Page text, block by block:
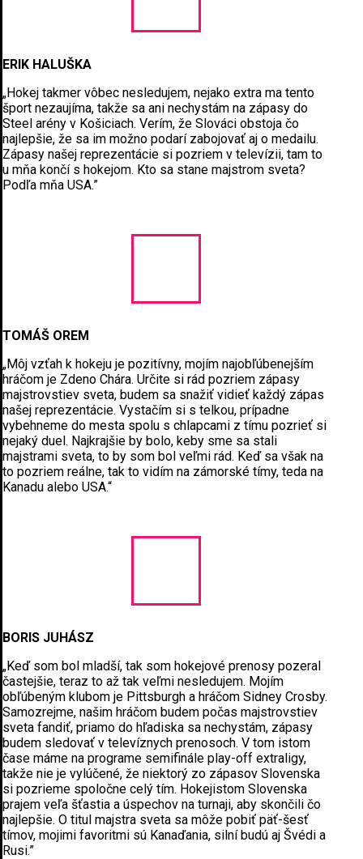
ERIK HALUŠKA
„Hokej takmer vôbec nesledujem, nejako extra ma tento
šport nezaujíma, takže sa ani nechystám na zápasy do
Steel arény v Košiciach. Verím, že Slováci obstoja čo
najlepšie, že sa im možno podarí zabojovať aj o medailu.
Zápasy našej reprezentácie si pozriem v televízii, tam to
u mňa končí s hokejom. Kto sa stane majstrom sveta?
Podľa mňa USA.”
TOMÁŠ OREM
„Môj vzťah k hokeju je pozitívny, mojím najobľúbenejším
hráčom je Zdeno Chára. Určite si rád pozriem zápasy
majstrovstiev sveta, budem sa snažiť vidieť každý zápas
našej reprezentácie. Vystačím si s telkou, prípadne
vybehneme do mesta spolu s chlapcami z tímu pozrieť si
nejaký duel. Najkrajšie by bolo, keby sme sa stali
majstrami sveta, to by som bol veľmi rád. Keď sa však na
to pozriem reálne, tak to vidím na zámorské tímy, teda na
Kanadu alebo USA.“
BORIS JUHÁSZ
„Keď som bol mladší, tak som hokejové prenosy pozeral
častejšie, teraz to až tak veľmi nesledujem. Mojím
obľúbeným klubom je Pittsburgh a hráčom Sidney Crosby.
Samozrejme, našim hráčom budem počas majstrovstiev
sveta fandiť, priamo do hľadiska sa nechystám, zápasy
budem sledovať v televíznych prenosoch. V tom istom
čase máme na programe semifinále play-off extraligy,
takže nie je vylúčené, že niektorý zo zápasov Slovenska
si pozrieme spoločne celý tím. Hokejistom Slovenska
prajem veľa šťastia a úspechov na turnaji, aby skončili čo
najlepšie. O titul majstra sveta sa môže pobiť päť-šesť
tímov, mojimi favoritmi sú Kanaďania, silní budú aj Švédi a
Rusi.”